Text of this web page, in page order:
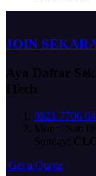
JOIN
Ayo Daftar
ITech
0821 7706
Mon – Sat:
Sunday:
Get a Quote